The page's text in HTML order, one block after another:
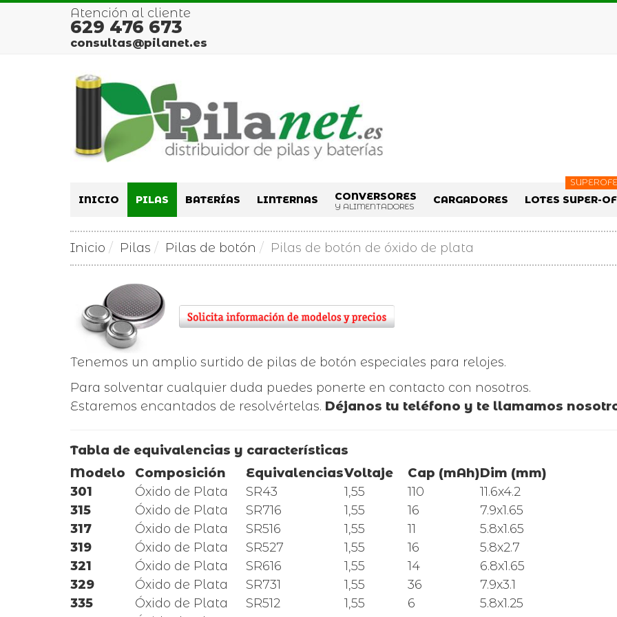
Atención al cliente
629 476 673
consultas@pilanet.es
INICIO PILAS BATERÍAS LINTERNAS CONVERSORES
Y ALIMENTADORES
CARGADORES LOTES SUPER-
Inicio Pilas Pilas de botón Pilas de botón de óxido de plata
Tenemos un amplio surtido de pilas de botón especiales para relojes.
Para solventar cualquier duda puedes ponerte en contacto con nosotros.
Estaremos encantados de resolvértelas. Déjanos tu teléfono y te llamamos
Tabla de equivalencias y características
Modelo
Composición EquivalenciasVoltaje Cap (mAh)Dim (mm)
301
Óxido de Plata SR43 1,55 110
11.6x4.2
315
Óxido de Plata SR716 1,55 16
7.9x1.65
317
Óxido de Plata SR516 1,55 11
5.8x1.65
319
Óxido de Plata SR527 1,55 16
5.8x2.7
321
Óxido de Plata SR616 1,55 14
6.8x1.65
329
Óxido de Plata SR731 1,55 36
7.9x3.1
335
Óxido de Plata SR512 1,55 6
5.8x1.25